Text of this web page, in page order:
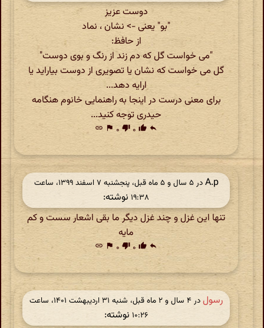
دوست عزیز
"بو" یعنی -> نشان ، نماد
از حافظ:
"می خواست گل که دم زند از رنگ و بوی دوست"
گل می خواست که نشان یا تصویری از دوست بیاراید یا
ارایه دهد...
برای معنی درست در اینجا به راهنمایی خانوم هنگامه
حیدری توجه کنید...
reply
thumb_up ۰ thumb_down ۰ flag
link
A.p
در ‫۵ سال و ۵ ماه قبل، پنجشنبه ۷ اسفند ۱۳۹۹، ساعت
۱۹:۳۸ نوشته:
تنها این غزل و چند غزل دیگر ما بقی اشعار سست و کم
مایه
reply
thumb_up ۰ thumb_down ۰ flag
link
رسول
در ‫۴ سال و ۲ ماه قبل، شنبه ۳۱ اردیبهشت ۱۴۰۱، ساعت
۱۰:۲۶ نوشته: